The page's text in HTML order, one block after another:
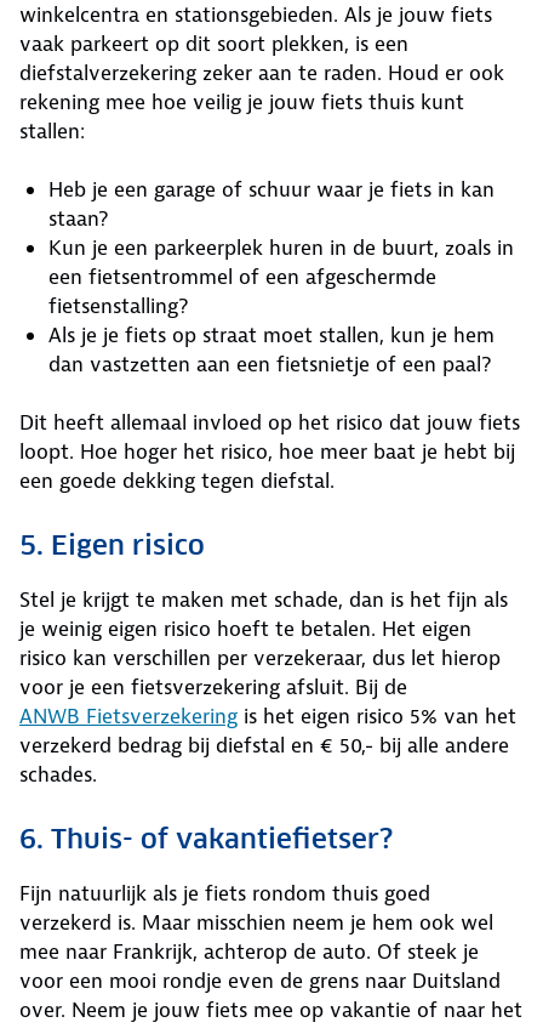
winkelcentra en stationsgebieden. Als je jouw fiets
vaak parkeert op dit soort plekken, is een
diefstalverzekering zeker aan te raden. Houd er ook
rekening mee hoe veilig je jouw fiets thuis kunt
stallen:
Heb je een garage of schuur waar je fiets in kan
staan?
Kun je een parkeerplek huren in de buurt, zoals in
een fietsentrommel of een afgeschermde
fietsenstalling?
Als je je fiets op straat moet stallen, kun je hem
dan vastzetten aan een fietsnietje of een paal?
Dit heeft allemaal invloed op het risico dat jouw fiets
loopt. Hoe hoger het risico, hoe meer baat je hebt bij
een goede dekking tegen diefstal.
5. Eigen risico
Stel je krijgt te maken met schade, dan is het fijn als
je weinig eigen risico hoeft te betalen. Het eigen
risico kan verschillen per verzekeraar, dus let hierop
voor je een fietsverzekering afsluit. Bij de
ANWB Fietsverzekering is het eigen risico 5% van het
verzekerd bedrag bij diefstal en € 50,- bij alle andere
schades.
6. Thuis- of vakantiefietser?
Fijn natuurlijk als je fiets rondom thuis goed
verzekerd is. Maar misschien neem je hem ook wel
mee naar Frankrijk, achterop de auto. Of steek je
voor een mooi rondje even de grens naar Duitsland
over. Neem je jouw fiets mee op vakantie of naar het